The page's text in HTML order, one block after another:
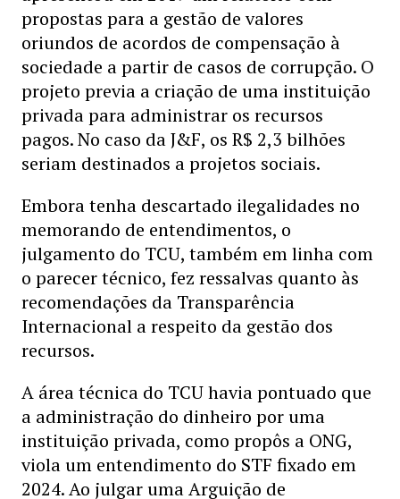
propostas para a gestão de valores
oriundos de acordos de compensação à
sociedade a partir de casos de corrupção. O
projeto previa a criação de uma instituição
privada para administrar os recursos
pagos. No caso da J&F, os R$ 2,3 bilhões
seriam destinados a projetos sociais.
Embora tenha descartado ilegalidades no
memorando de entendimentos, o
julgamento do TCU, também em linha com
o parecer técnico, fez ressalvas quanto às
recomendações da Transparência
Internacional a respeito da gestão dos
recursos.
A área técnica do TCU havia pontuado que
a administração do dinheiro por uma
instituição privada, como propôs a ONG,
viola um entendimento do STF fixado em
2024. Ao julgar uma Arguição de